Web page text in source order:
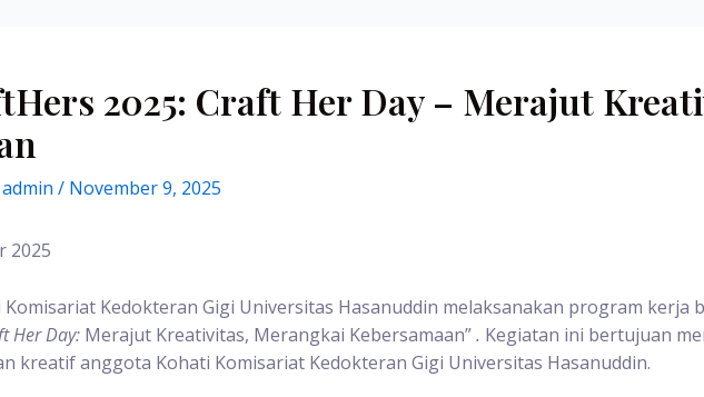
2025: Craft Her Day – Merajut
admin / November 9, 2025
2025
Kedokteran Gigi Universitas Hasanuddin melaksanakan program kerja
Her Day: Merajut Kreativitas, Merangkai Kebersamaan”. Kegiatan ini bertujuan
kreatif anggota Kohati Komisariat Kedokteran Gigi Universitas Hasanuddin.